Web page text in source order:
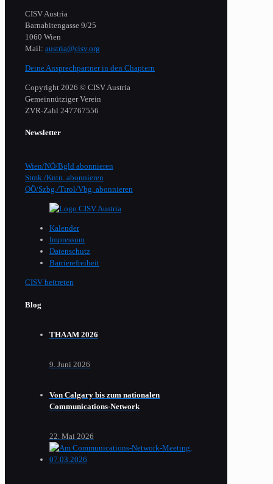
CISV Austria
Barnabitengasse 9/25
1060 Wien
Mail: austria@cisv.org
Deine Ansprechpartner in den Chaptern
Copyright 2026 © CISV Austria
Gemeinnütziger Verein
​ZVR-Zahl 247767556
Newsletter
Wien/NÖ/Bgld abonnieren
Stmk./Kntn. abonnieren
OÖ/Szbg./Tirol/Vbg. abonnieren
Kalender
Impressum
Datenschutz
Barrierefreiheit
CISV beitreten
Blog
THAAM 2026
9. Juni 2026
Von Calgary bis zum nationalen
Communications-Network
22. Mai 2026